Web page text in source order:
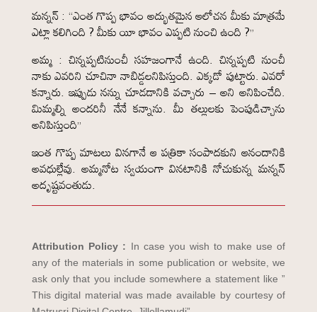
మన్నన్ : “ఎంత గొప్ప భావం అద్భుతమైన ఆలోచన మీకు మాత్రమే
ఎట్లా కలిగింది ? మీకు యీ భావం ఎప్పటి నుంచి ఉంది ?”
అమ్మ : చిన్నప్పటినుంచీ సహజంగానే ఉంది. చిన్నప్పటి నుంచీ
నాకు ఎవరిని చూచినా నాబిడ్డలనిపిస్తుంది. ఎక్కడో పుట్టారు. ఎవరో
కన్నారు. ఇప్పుడు నన్ను చూడడానికి వచ్చారు – అని అనిపించేది.
మిమ్మల్ని అందరినీ నేనే కన్నాను. మీ తల్లులకు పెంపుడిచ్చాను
అనిపిస్తుంది”
ఇంత గొప్ప మాటలు వినగానే ఆ పత్రికా సంపాదకుని ఆనందానికి
అవధుల్లేవు. అమ్మనోట స్వయంగా వినటానికి నోచుకున్న మన్నన్
అదృష్టవంతుడు.
Attribution Policy : In case you wish to make use of
any of the materials in some publication or website, we
ask only that you include somewhere a statement like ”
This digital material was made available by courtesy of